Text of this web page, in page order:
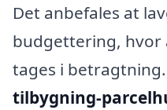
Det anbefales at
budgettering, hvor
tages i
tilbygning-